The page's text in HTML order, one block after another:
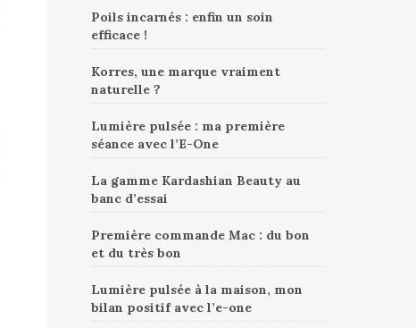
Poils incarnés : enfin un soin
efficace !
Korres, une marque vraiment
naturelle ?
Lumière pulsée : ma première
séance avec l’E-One
La gamme Kardashian Beauty au
banc d’essai
Première commande Mac : du bon
et du très bon
Lumière pulsée à la maison, mon
bilan positif avec l’e-one